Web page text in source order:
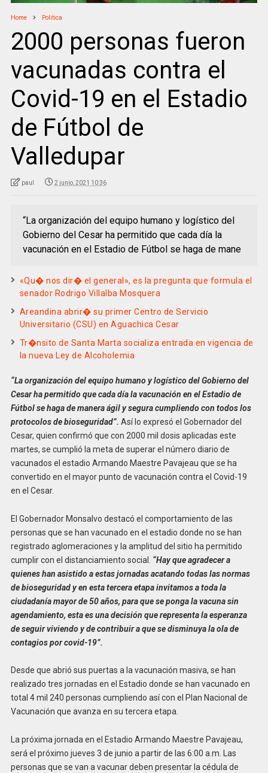
Home Politica
2000 personas fueron
vacunadas contra el
Covid-19 en el Estadio
de Fútbol de
Valledupar
paul 2 junio, 2021 10:36
“La organización del equipo humano y logístico del
Gobierno del Cesar ha permitido que cada día la
vacunación en el Estadio de Fútbol se haga de mane
«Qu� nos dir� el general», es la pregunta que formula el
senador Rodrigo Villalba Mosquera
Areandina abrir� su primer Centro de Servicio
Universitario (CSU) en Aguachica Cesar
Tr�nsito de Santa Marta socializa entrada en vigencia de
la nueva Ley de Alcoholemia
“La organización del equipo humano y logístico del Gobierno del
Cesar ha permitido que cada día la vacunación en el Estadio de
Fútbol se haga de manera ágil y segura cumpliendo con todos los
protocolos de bioseguridad”. Así lo expresó el Gobernador del
Cesar, quien confirmó que con 2000 mil dosis aplicadas este
martes, se cumplió la meta de superar el número diario de
vacunados el estadio Armando Maestre Pavajeau que se ha
convertido en el mayor punto de vacunación contra el Covid-19
en el Cesar.
El Gobernador Monsalvo destacó el comportamiento de las
personas que se han vacunado en el estadio donde no se han
registrado aglomeraciones y la amplitud del sitio ha permitido
cumplir con el distanciamiento social.
“Hay que agradecer a
quienes han asistido a estas jornadas acatando todas las normas
de bioseguridad y en esta tercera etapa invitamos a toda la
ciudadanía mayor de 50 años, para que se ponga la vacuna sin
agendamiento, esta es una decisión que representa la esperanza
de seguir viviendo y de contribuir a que se disminuya la ola de
contagios por covid-19”.
Desde que abrió sus puertas a la vacunación masiva, se han
realizado tres jornadas en el Estadio donde se han vacunado en
total 4 mil 240 personas cumpliendo así con el Plan Nacional de
Vacunación que avanza en su tercera etapa.
La próxima jornada en el Estadio Armando Maestre Pavajeau,
será el próximo jueves 3 de junio a partir de las 6:00 a.m. Las
personas que se van a vacunar deben presentar la cédula de